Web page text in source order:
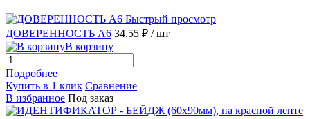
Быстрый просмотр
ДОВЕРЕННОСТЬ А6 34.55 ₽ / шт
В корзину
Подробнее
Купить в 1 клик Сравнение
В избранное Под заказ